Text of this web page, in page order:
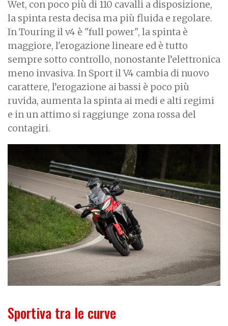
Wet, con poco più di 110 cavalli a disposizione,
la spinta resta decisa ma più fluida e regolare.
In Touring il v4 è "full power", la spinta è
maggiore, l'erogazione lineare ed è tutto
sempre sotto controllo, nonostante l’elettronica
meno invasiva. In Sport il V4 cambia di nuovo
carattere, l’erogazione ai bassi è poco più
ruvida, aumenta la spinta ai medi e alti regimi
e in un attimo si raggiunge zona rossa del
contagiri.
Sportiva tra le curve